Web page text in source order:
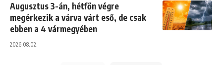
Augusztus 3-án, hétfőn végre
megérkezik a várva várt eső, de csak
ebben a 4 vármegyében
2026.08.02.